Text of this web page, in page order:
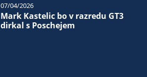
Mark Kastelic bo v razredu GT3
dirkal s Poschejem
07/04/2026